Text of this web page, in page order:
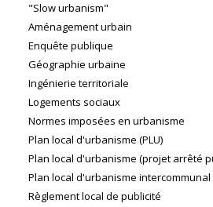
"Slow urbanism"
Aménagement urbain
Enquête publique
Géographie urbaine
Ingénierie territoriale
Logements sociaux
Normes imposées en urbanisme
Plan local d'urbanisme (PLU)
Plan local d'urbanisme (projet arrêté
Plan local d'urbanisme intercommunal
Règlement local de publicité